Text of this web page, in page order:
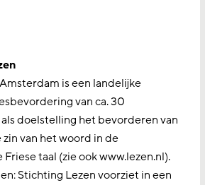
is een landelijke
van ca. 30
doelstelling het bevorderen van
van het woord in de
taal (zie ook www.lezen.nl).
Stichting Lezen voorziet in een